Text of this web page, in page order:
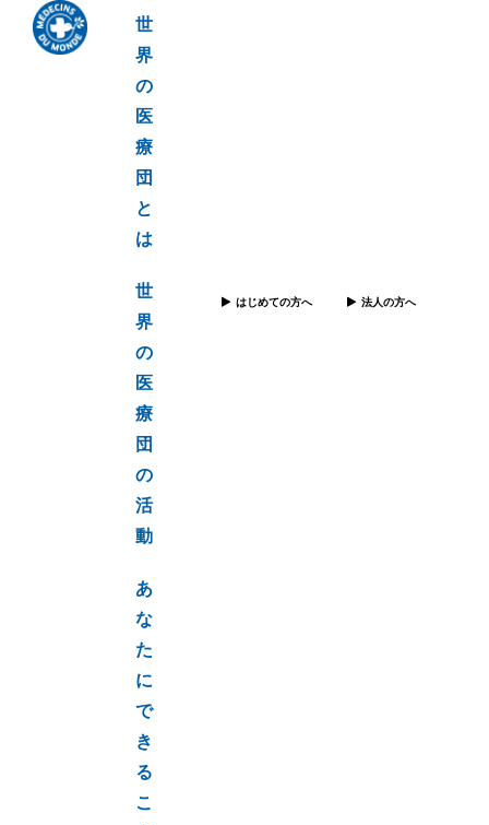
世
界
の
医
療
団
と
は
世
界
の
医
療
団
の
活
動
あ
な
た
に
で
き
る
こ
はじめての方へ 法人の方へ